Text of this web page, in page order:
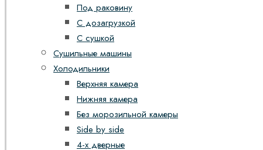
Под раковину
С дозагрузкой
С сушкой
Сушильные машины
Холодильники
Верхняя камера
Нижняя камера
Без морозильной камеры
Side by side
4-х дверные